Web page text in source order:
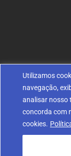
Utilizamos
navegação,
analisar nosso
concorda com
cookies.